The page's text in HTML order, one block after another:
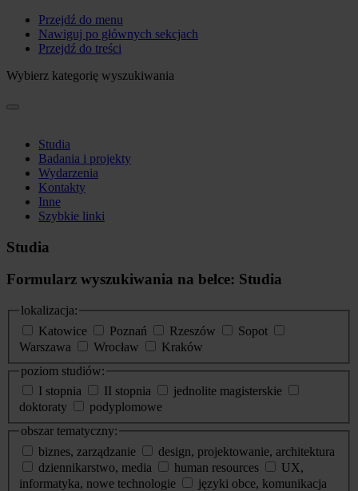
Przejdź do menu
Nawiguj po głównych sekcjach
Przejdź do treści
Wybierz kategorię wyszukiwania
Studia
Badania i projekty
Wydarzenia
Kontakty
Inne
Szybkie linki
Studia
Formularz wyszukiwania na belce: Studia
lokalizacja:
Katowice
Poznań Rzeszów
Sopot
Warszawa
Wrocław
Kraków
poziom studiów:
I stopnia
II stopnia
jednolite magisterskie
doktoraty
podyplomowe
obszar tematyczny:
biznes, zarządzanie
design, projektowanie, architektura
dziennikarstwo, media
human resources
UX,
informatyka, nowe technologie
języki obce, komunikacja